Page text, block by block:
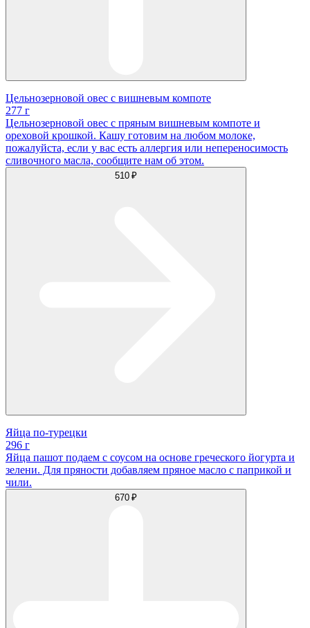
Цельнозерновой овес с вишневым компоте
277 г
Цельнозерновой овес с пряным вишневым компоте и
ореховой крошкой. Кашу готовим на любом молоке,
пожалуйста, если у вас есть аллергия или непереносимость
сливочного масла, сообщите нам об этом.
510 ₽
Яйца по-турецки
296 г
Яйца пашот подаем с соусом на основе греческого йогурта и
зелени. Для пряности добавляем пряное масло с паприкой и
чили.
670 ₽